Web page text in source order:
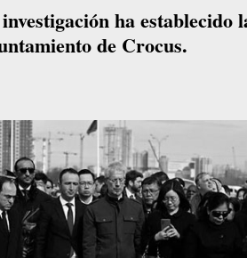
ha establecido
de Crocus.